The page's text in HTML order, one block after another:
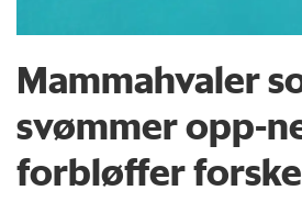
Mammahvaler
svømmer opp-
forbløffer